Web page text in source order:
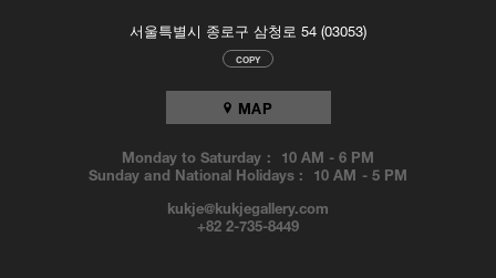
서울특별시 종로구 삼청로 54 (03053)
COPY
MAP
Monday to Saturday : 10 AM -6 PM
Sunday and National Holidays : 10 AM -5 PM
kukje@kukjegallery.com
+82 2-735-8449